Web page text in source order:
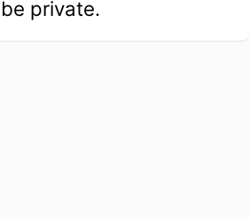
be private.